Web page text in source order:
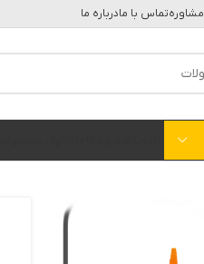
مشاورهتماس با مادرباره ما